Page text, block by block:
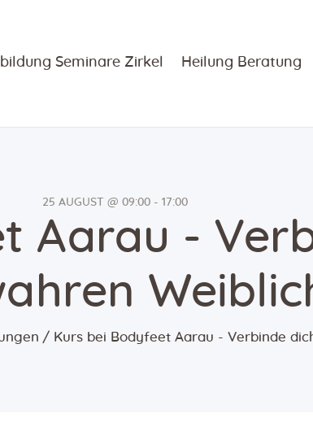
Seminare Zirkel Heilung Beratung
25 AUGUST @ 09:00 - 17:00
Aarau -
Kurs bei Bodyfeet Aarau - Verbinde
Heilung